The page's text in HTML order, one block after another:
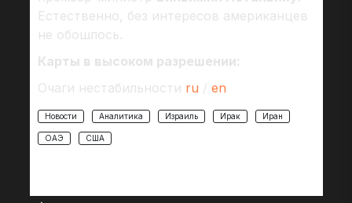
Естественно, без интересов американцев
не обошлось.
Карты в высоком разрешении:
Очаги нестабильности ru / en
Новости Аналитика Израиль Ирак Иран
ОАЭ США